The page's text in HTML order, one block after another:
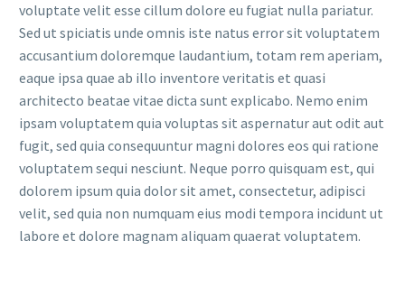
voluptate velit esse cillum dolore eu fugiat nulla pariatur.
Sed ut spiciatis unde omnis iste natus error sit voluptatem
accusantium doloremque laudantium, totam rem aperiam,
eaque ipsa quae ab illo inventore veritatis et quasi
architecto beatae vitae dicta sunt explicabo. Nemo enim
ipsam voluptatem quia voluptas sit aspernatur aut odit aut
fugit, sed quia consequuntur magni dolores eos qui ratione
voluptatem sequi nesciunt. Neque porro quisquam est, qui
dolorem ipsum quia dolor sit amet, consectetur, adipisci
velit, sed quia non numquam eius modi tempora incidunt ut
labore et dolore magnam aliquam quaerat voluptatem.